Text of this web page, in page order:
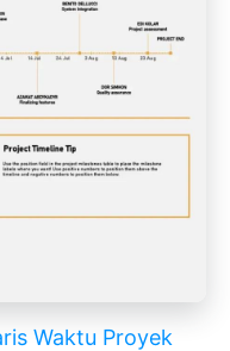
Waktu Proyek